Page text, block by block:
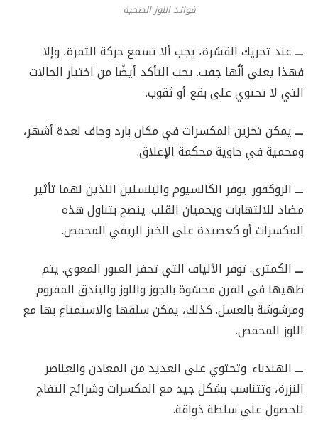
فوائد اللوز الصحية
ـــعند تحريك القشرة، يجب ألا تسمع حركة الثمرة، وإلا
فهذا يعني أنَّها جفت. يجب التأكد أيضًا من اختيار الحالات
التي لا تحتوي على بقع أو ثقوب.
ـــيمكن تخزين المكسرات في مكان بارد وجاف لعدة أشهر،
ومحمية في حاوية محكمة الإغلاق.
ـــ الروكفور. يوفر الكالسيوم والبنسلين اللذين لهما تأثير
مضاد للالتهابات ويحميان القلب. ينصح بتناول هذه
المكسرات أو كعصيدة على الخبز الريفي المحمص.
ـــ الكمثرى. توفر الألياف التي تحفز العبور المعوي. يتم
طهيها في الفرن محشوة بالجوز واللوز والبندق المفروم
ومرشوشة بالعسل. كذلك، يمكن سلقها والاستمتاع بها مع
اللوز المحمص.
ـــ الهندباء. وتحتوي على العديد من المعادن والعناصر
النزرة، وتتناسب بشكل جيد مع المكسرات وشرائح التفاح
للحصول على سلطة ذواقة.